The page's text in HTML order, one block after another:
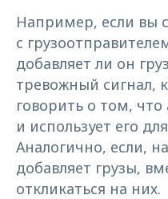
Например, если вы
с
добавляет ли он
тревожный сигнал,
говорить о том, что
и использует его
Аналогично, если,
добавляет грузы,
откликаться на них.